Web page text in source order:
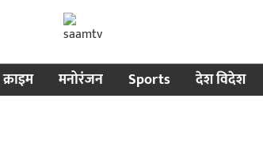
क्राइम मनोरंजन Sports देश विदेश